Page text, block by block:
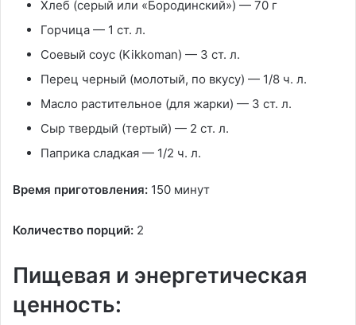
Хлеб (серый или «Бородинский») — 70 г
Горчица — 1 ст. л.
Соевый соус (Kikkoman) — 3 ст. л.
Перец черный (молотый, по вкусу) — 1/8 ч. л.
Масло растительное (для жарки) — 3 ст. л.
Сыр твердый (тертый) — 2 ст. л.
Паприка сладкая — 1/2 ч. л.
Время приготовления: 150 минут
Количество порций: 2
Пищевая и энергетическая
ценность: